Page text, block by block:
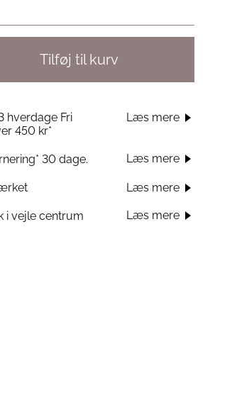
Tilføj til kurv
hverdage Fri
450 kr*
Læs mere
30 dage. Læs mere
Læs mere
i vejle centrum
Læs mere